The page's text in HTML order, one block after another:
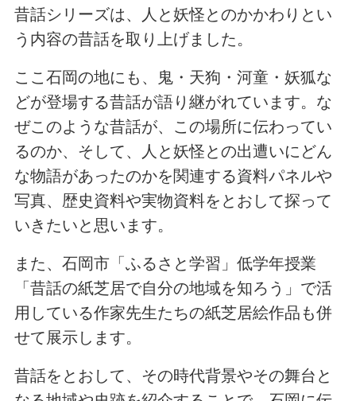
昔話シリーズは、人と妖怪とのかかわりとい
う内容の昔話を取り上げました。
ここ石岡の地にも、鬼・天狗・河童・妖狐な
どが登場する昔話が語り継がれています。な
ぜこのような昔話が、この場所に伝わってい
るのか、そして、人と妖怪との出遭いにどん
な物語があったのかを関連する資料パネルや
写真、歴史資料や実物資料をとおして探って
いきたいと思います。
また、石岡市「ふるさと学習」低学年授業
「昔話の紙芝居で自分の地域を知ろう」で活
用している作家先生たちの紙芝居絵作品も併
せて展示します。
昔話をとおして、その時代背景やその舞台と